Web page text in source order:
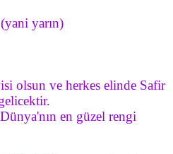
yarın)
olsun ve herkes elinde Safir
en güzel rengi